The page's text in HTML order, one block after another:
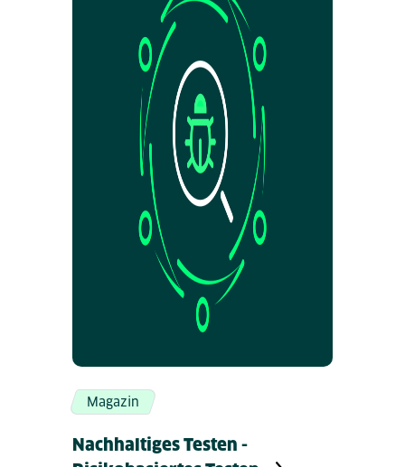
Magazin
Nachhaltiges Testen -